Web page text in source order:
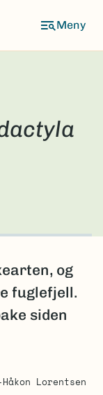
og
fuglefjell.
siden
Lorentsen